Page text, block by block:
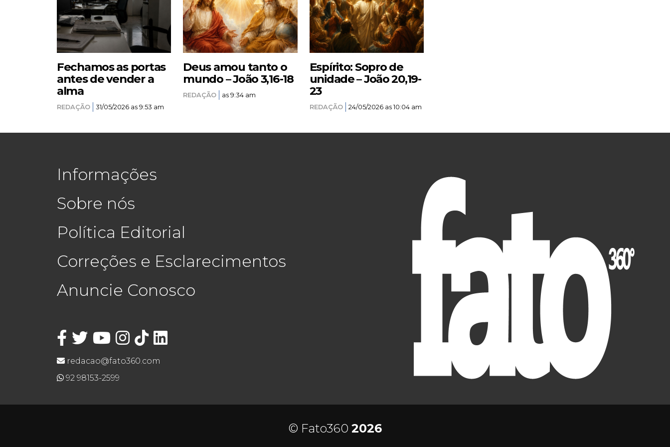
Fechamos as portas
antes de vender a
alma
REDAÇÃO 31/05/2026 as 9:53 am
Deus amou tanto o
mundo – João 3,16-18
REDAÇÃO as 9:34 am
Espírito: Sopro de
unidade – João 20,19-
23
REDAÇÃO 24/05/2026 as 10:04 am
Informações
Sobre nós
Política Editorial
Correções e Esclarecimentos
Anuncie Conosco
redacao@fato360.com
92 98153-2599
© Fato360 2026